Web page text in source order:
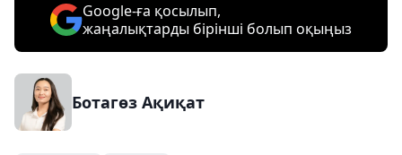
Google-ға қосылып,
жаңалықтарды бірінші болып оқыңыз
Ботагөз Ақиқат